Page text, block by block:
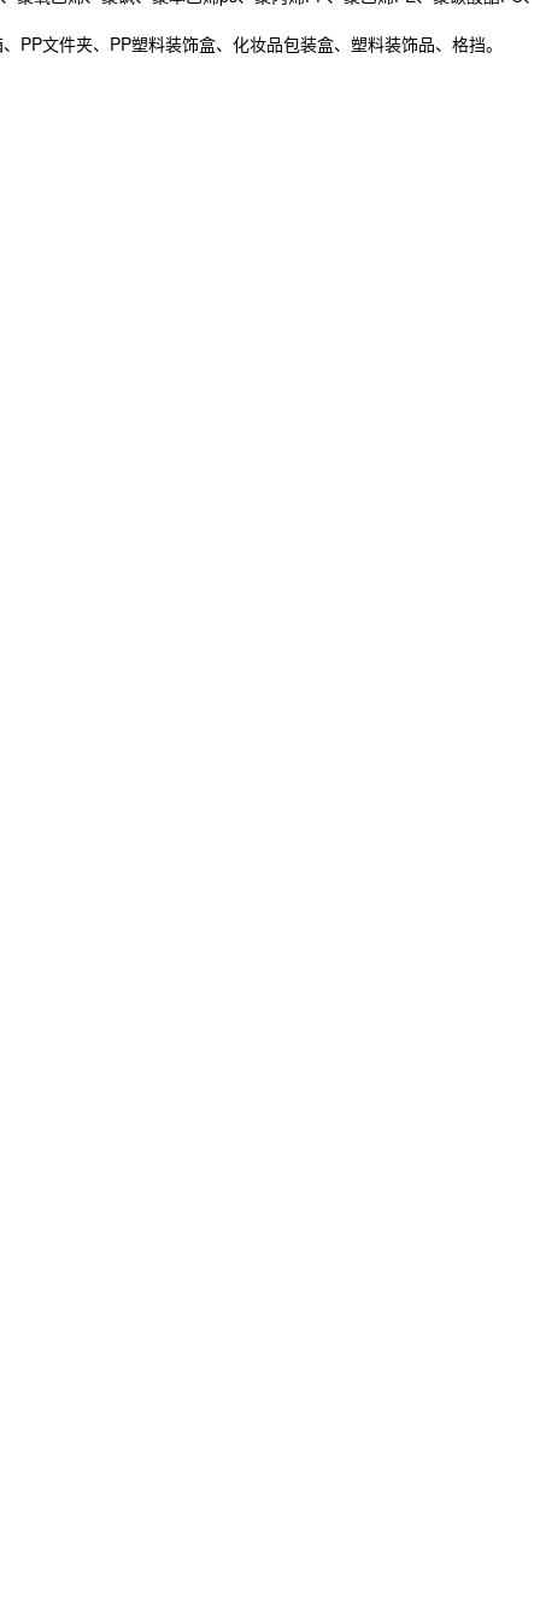
文件夹、PP塑料装饰盒、化妆品包装盒、塑料装饰品、格挡。